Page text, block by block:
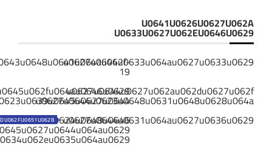
U0641U0626U0627U062A
U0633U0627U062EU0646U0629
u0627u0644u0633u064au0627u0633u0629
19
u0627u0644u0627u062au062du0627u062f
u0627u0644u0623u0648u0631u0648u0628u064a
u0627u0644u0631u064au0627u0636u0629